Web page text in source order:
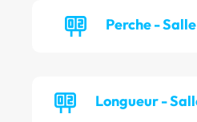
Perche -
Longueur -